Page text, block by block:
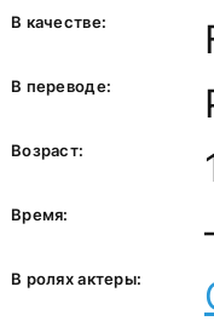
В качестве:
В переводе:
Возраст:
Время:
В ролях актеры: